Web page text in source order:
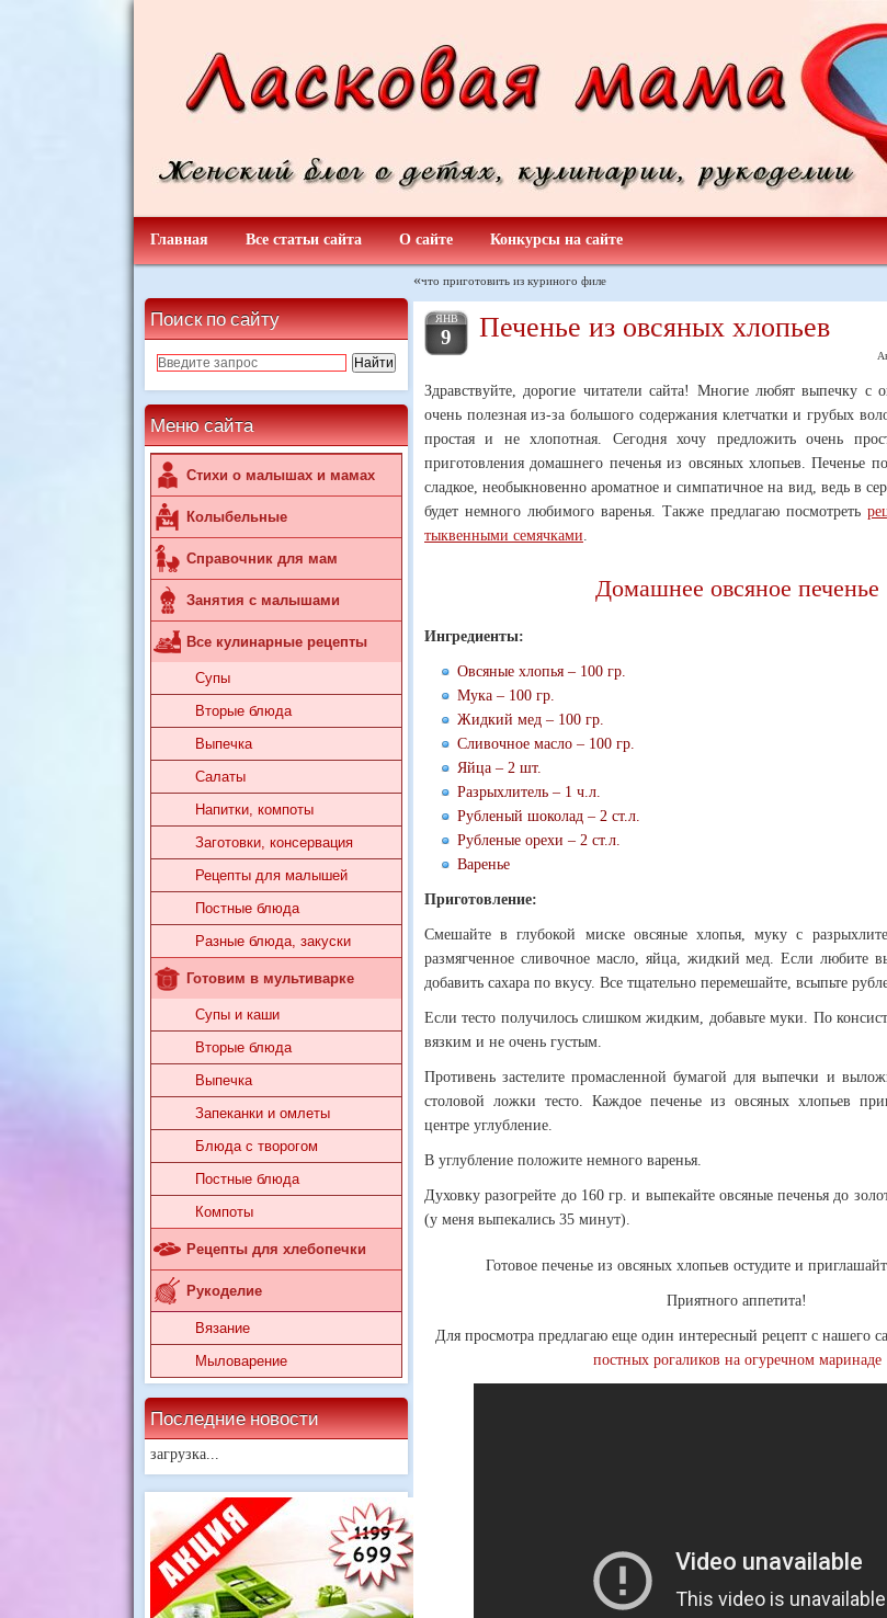
Главная Все статьи сайта О сайте Конкурсы на сайте
Поиск по сайту
Меню сайта
Стихи о малышах и мамах
Колыбельные
Справочник для мам
Занятия с малышами
Все кулинарные рецепты
Супы
Вторые блюда
Выпечка
Салаты
Напитки, компоты
Заготовки, консервация
Рецепты для малышей
Постные блюда
Разные блюда, закуски
Готовим в мультиварке
Супы и каши
Вторые блюда
Выпечка
Запеканки и омлеты
Блюда с творогом
Постные блюда
Компоты
Рецепты для хлебопечки
Рукоделие
Вязание
Мыловарение
Последние новости
загрузка...
«что приготовить из куриного филе
ЯНВ
9 Печенье из овсяных хлопьев
Здравствуйте, дорогие читатели сайта! Многие любят выпечку с
очень полезная из-за большого содержания клетчатки и грубых
простая и не хлопотная. Сегодня хочу предложить очень
приготовления домашнего печенья из овсяных хлопьев.Печенье
сладкое, необыкновенно ароматное и симпатичное на вид, ведь в
будет немного любимого варенья. Также предлагаю посмотреть
тыквенными семячками.
Домашнее овсяное печенье
Ингредиенты:
Овсяные хлопья – 100 гр.
Мука – 100 гр.
Жидкий мед – 100 гр.
Сливочное масло – 100 гр.
Яйца – 2 шт.
Разрыхлитель – 1 ч.л.
Рубленый шоколад – 2 ст.л.
Рубленые орехи – 2 ст.л.
Варенье
Приготовление:
Смешайте в глубокой миске овсяные хлопья, муку с
размягченное сливочное масло, яйца, жидкий мед. Если любите
добавить сахара по вкусу. Все тщательно перемешайте, всыпьте
Если тесто получилось слишком жидким, добавьте муки. По
вязким и не очень густым.
Противень застелите промасленной бумагой для выпечки и
столовой ложки тесто. Каждое печенье из овсяных хлопьев
центре углубление.
В углубление положите немного варенья.
Духовку разогрейте до 160 гр. и выпекайте овсяные печенья до
(у меня выпекались 35 минут).
Готовое печенье из овсяных хлопьев остудите и
Приятного аппетита!
Для просмотра предлагаю еще один интересный рецепт с нашего
постных рогаликов на огуречном маринаде